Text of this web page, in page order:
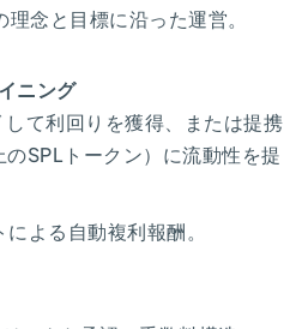
念と目標に沿った運営。
ニング
て利回りを獲得、または提携
SPLトークン）に流動性を提
よる自動複利報酬。